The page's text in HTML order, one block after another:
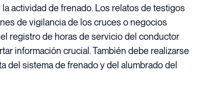
actividad de frenado. Los relatos de testigos
de vigilancia de los cruces o negocios
registro de horas de servicio del conductor
información crucial. También debe realizarse
del sistema de frenado y del alumbrado del